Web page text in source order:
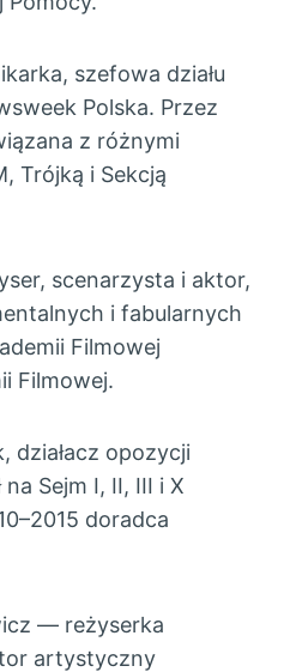
szefowa działu
Polska. Przez
z różnymi
Trójką i Sekcją
scenarzysta i aktor,
i fabularnych
Filmowej
Filmowej.
opozycji
Sejm I, II, III i X
doradca
— reżyserka
artystyczny